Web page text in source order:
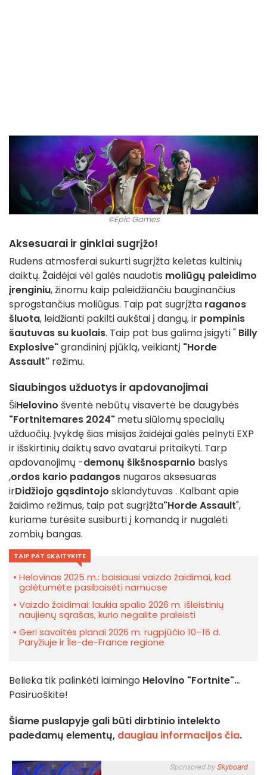
©Epic Games
Aksesuarai ir ginklai sugrįžo!
Rudens atmosferai sukurti sugrįžta keletas kultinių
daiktų. Žaidėjai vėl galės naudotis moliūgų paleidimo
įrenginiu, žinomu kaip paleidžiančiu bauginančius
sprogstančius moliūgus. Taip pat sugrįžta raganos
šluota, leidžianti pakilti aukštai į dangų, ir pompinis
šautuvas su kuolais. Taip pat bus galima įsigyti " Billy
Explosive"grandininį pjūklą, veikiantį "Horde
Assault" režimu.
Siaubingos užduotys ir apdovanojimai
ŠiHelovino šventė nebūtų visavertė be daugybės
"Fortnitemares 2024" metu siūlomų specialių
užduočių. Įvykdę šias misijas žaidėjai galės pelnyti EXP
ir išskirtinių daiktų savo avatarui pritaikyti. Tarp
apdovanojimų -demonų šikšnosparnio baslys
,ordos kario padangos nugaros aksesuaras
irDidžiojo gąsdintojo sklandytuvas . Kalbant apie
žaidimo režimus, taip pat sugrįžta"Horde Assault",
kuriame turėsite susiburti į komandą ir nugalėti
zombių bangas.
TAIP PAT SKAITYKITE
Helovinas 2025 m.: baisiausi vaizdo žaidimai, kad
galėtumėte pasibaisėti namuose
Vaizdo žaidimai: laukia spalio 2026 m. išleistinių
naujienų sąrašas, kurio negalite praleisti
Geri savaitės planai 2026 m. rugpjūčio 10–16 d.
Paryžiuje ir Île-de-France regione
Belieka tik palinkėti laimingo Helovino "Fortnite"...
Pasiruoškite!
Šiame puslapyje gali būti dirbtinio intelekto
padedamų elementų, daugiau informacijos čia.